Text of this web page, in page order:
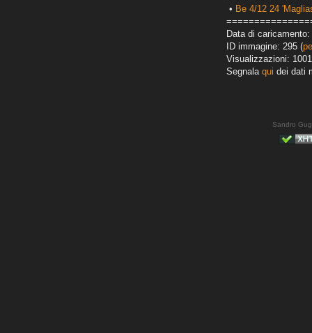
• Be 4/12 24
Data di
ID immagine: 295 (
Visualizzazioni: 1001
Segnala qui dei dati
Sandro